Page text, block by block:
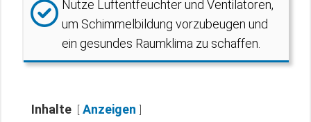
Nutze Luftentfeuchter und Ventilatoren,
um Schimmelbildung vorzubeugen und
ein gesundes Raumklima zu schaffen.
Inhalte Anzeigen